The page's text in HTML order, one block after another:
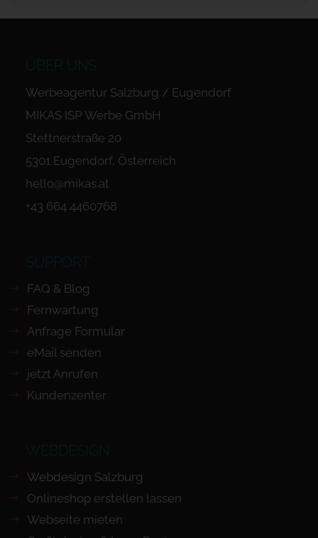
ÜBER UNS
Werbeagentur Salzburg / Eugendorf
MIKAS ISP Werbe GmbH
Stettnerstraße 20
5301 Eugendorf, Österreich
hello@mikas.at
+43 664 4460768
SUPPORT
FAQ & Blog
Fernwartung
Anfrage Formular
eMail senden
jetzt Anrufen
Kundenzenter
WEBDESIGN
Webdesign Salzburg
Onlineshop erstellen lassen
Webseite mieten